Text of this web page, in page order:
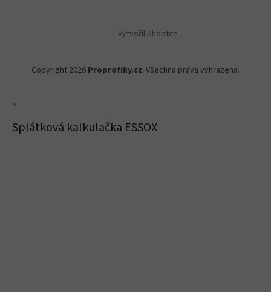
Vytvořil Shoptet
Copyright 2026 Proprofiky.cz. Všechna práva vyhrazena.
×
Splátková kalkulačka ESSOX